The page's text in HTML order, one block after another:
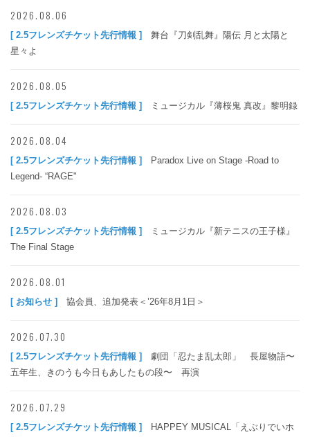
2026.08.06
[ 2.5フレンズチケット先行情報 ]
舞台『刀剣乱舞』陽伝 月と太陽と
星々よ
2026.08.05
[ 2.5フレンズチケット先行情報 ] ミュージカル『薄桜鬼 真改』黎明録
2026.08.04
[ 2.5フレンズチケット先行情報 ]
Paradox Live on Stage -Road to
Legend- “RAGE"
2026.08.03
[ 2.5フレンズチケット先行情報 ]
ミュージカル『新テニスの王子様』
The Final Stage
2026.08.01
[ お知らせ ] 協会員、追加発表＜’26年8月1日＞
2026.07.30
[ 2.5フレンズチケット先行情報 ]
劇団「忍たま乱太郎」 長屋物語〜
五年生、きのうも今日もあしたもの段〜 再演
2026.07.29
[ 2.5フレンズチケット先行情報 ]
HAPPEY MUSICAL「えぶりでいホ